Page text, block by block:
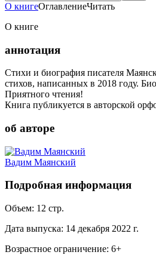
О книгеОглавлениеЧитать
О книге
аннотация
Стихи и биография писателя
стихов, написанных в 2018 году.
Приятного чтения!
Книга публикуется в авторской
об авторе
Вадим Маянский
Подробная информация
Объем: 12 стр.
Дата выпуска: 14 декабря 2022 г.
Возрастное ограничение: 6+